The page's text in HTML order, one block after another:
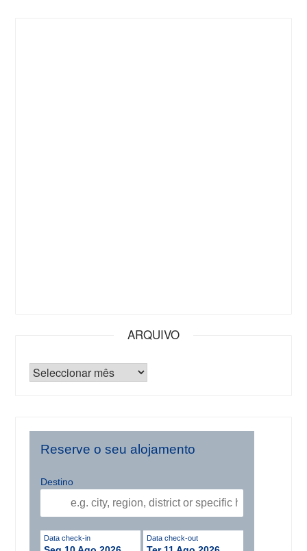
ARQUIVO
Reserve o seu alojamento
Destino
Data check-in Data check-out